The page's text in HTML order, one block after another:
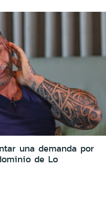
una demanda por
de Lo